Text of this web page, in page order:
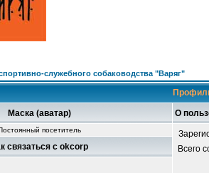
служебного собаководства "Варяг"
Маска (аватар) О
посетитель
Всего
связаться с okcorp